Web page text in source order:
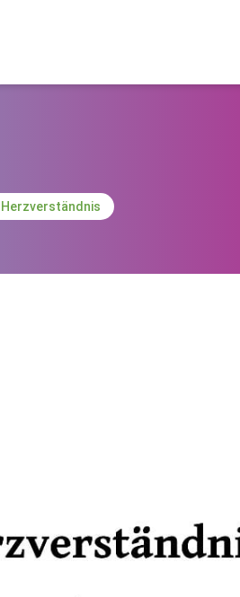
Herzverständnis